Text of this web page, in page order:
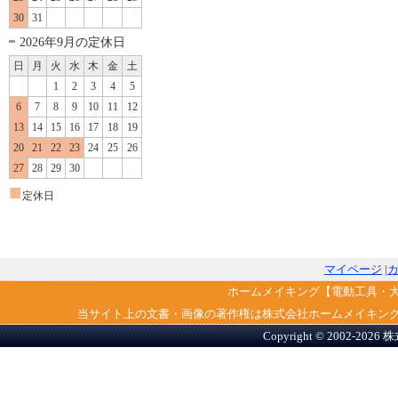
30
31
2026年9月の定休日
日 月 火 水 木 金
土
1
2 3 4
5
6
7 8 9 10 11
12
13
14 15 16 17 18
19
20
21 22 23 24 25
26
27
28 29 30
■ 定休日
マイページ |
ホームメイキング【電動工具・
当サイト上の文書・画像の著作権は株式会社ホームメイキ
Copyright © 2002-2026